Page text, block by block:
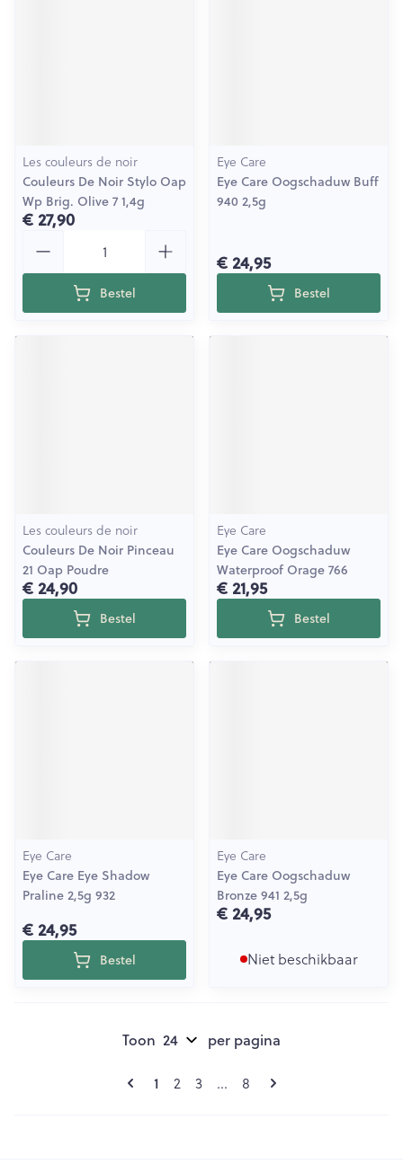
Les couleurs de noir
Couleurs De Noir Stylo Oap
Wp Brig. Olive 7 1,4g
€ 27,90
Bestel
Eye Care
Eye Care Oogschaduw Buff
940 2,5g
€ 24,95
Bestel
Les couleurs de noir
Couleurs De Noir Pinceau
21 Oap Poudre
€ 24,90
Bestel
Eye Care
Eye Care Oogschaduw
Waterproof Orage 766
€ 21,95
Bestel
Eye Care
Eye Care Eye Shadow
Praline 2,5g 932
€ 24,95
Bestel
Eye Care
Eye Care Oogschaduw
Bronze 941 2,5g
€ 24,95
Niet beschikbaar
Pagina's
U lees momenteel pagina
1 Pagina
2 Pagina
3 ... Pagina
8
Toon per pagina